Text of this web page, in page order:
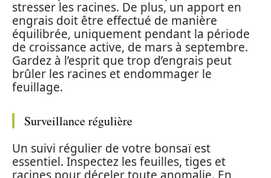
stresser les racines. De plus, un apport en
engrais doit être effectué de manière
équilibrée, uniquement pendant la période
de croissance active, de mars à septembre.
Gardez à l’esprit que trop d’engrais peut
brûler les racines et endommager le
feuillage.
Surveillance régulière
Un suivi régulier de votre bonsaï est
essentiel. Inspectez les feuilles, tiges et